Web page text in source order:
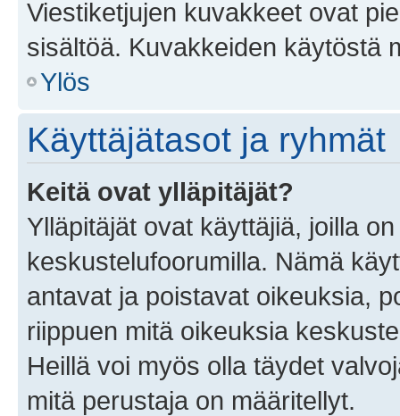
Viestiketjujen kuvakkeet ovat
sisältöä. Kuvakkeiden käytöstä
Ylös
Käyttäjätasot ja ryhmät
Keitä ovat ylläpitäjät?
Ylläpitäjät ovat käyttäjiä, joilla
keskustelufoorumilla. Nämä
antavat ja poistavat oikeuksia,
riippuen mitä oikeuksia
Heillä voi myös olla täydet
mitä perustaja on määritellyt.